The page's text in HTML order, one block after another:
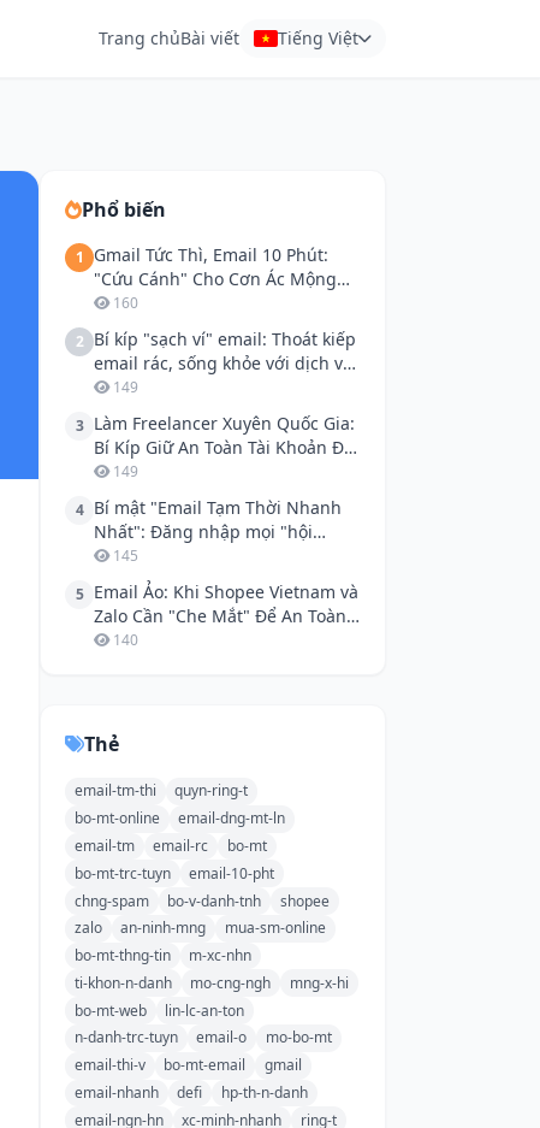
Trang chủBài viết Tiếng Việt
Phổ biến
1
Gmail Tức Thì, Email 10 Phút:
"Cứu Cánh" Cho Cơn Ác Mộng
Email Quảng Cáo!
160
2 Bí kíp "sạch ví" email: Thoát kiếp
email rác, sống khỏe với dịch vụ
email tạm
149
3 Làm Freelancer Xuyên Quốc Gia:
Bí Kíp Giữ An Toàn Tài Khoản Địa
Phương
149
4 Bí mật "Email Tạm Thời Nhanh
Nhất": Đăng nhập mọi "hội
nhóm ẩn danh" 2026 mà không
lộ diện!
145
5 Email Ảo: Khi Shopee Vietnam và
Zalo Cần "Che Mắt" Để An Toàn
Hơn140
Thẻ
email-tm-thi
quyn-ring-t
bo-mt-online
email-dng-mt-ln
email-tm
email-rc
bo-mt
bo-mt-trc-tuyn
email-10-pht
chng-spam
bo-v-danh-tnh
shopee
zalo
an-ninh-mng
mua-sm-online
bo-mt-thng-tin
m-xc-nhn
ti-khon-n-danh
mo-cng-ngh
mng-x-hi
bo-mt-web
lin-lc-an-ton
n-danh-trc-tuyn
email-o
mo-bo-mt
email-thi-v
bo-mt-email
gmail
email-nhanh
defi
hp-th-n-danh
email-ngn-hn
xc-minh-nhanh
ring-t